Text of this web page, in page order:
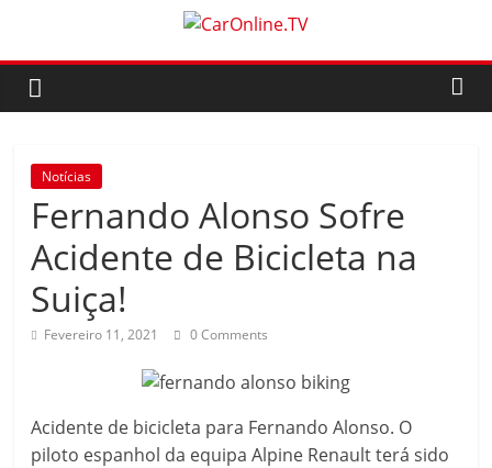
content
CarOnline.TV
CarOnline.TV
Ensaios
Automóvel
em
Português
Notícias
Fernando Alonso Sofre
Acidente de Bicicleta na
Suiça!
Fevereiro 11, 2021 0 Comments
Acidente de bicicleta para Fernando Alonso. O
piloto espanhol da equipa Alpine Renault terá sido